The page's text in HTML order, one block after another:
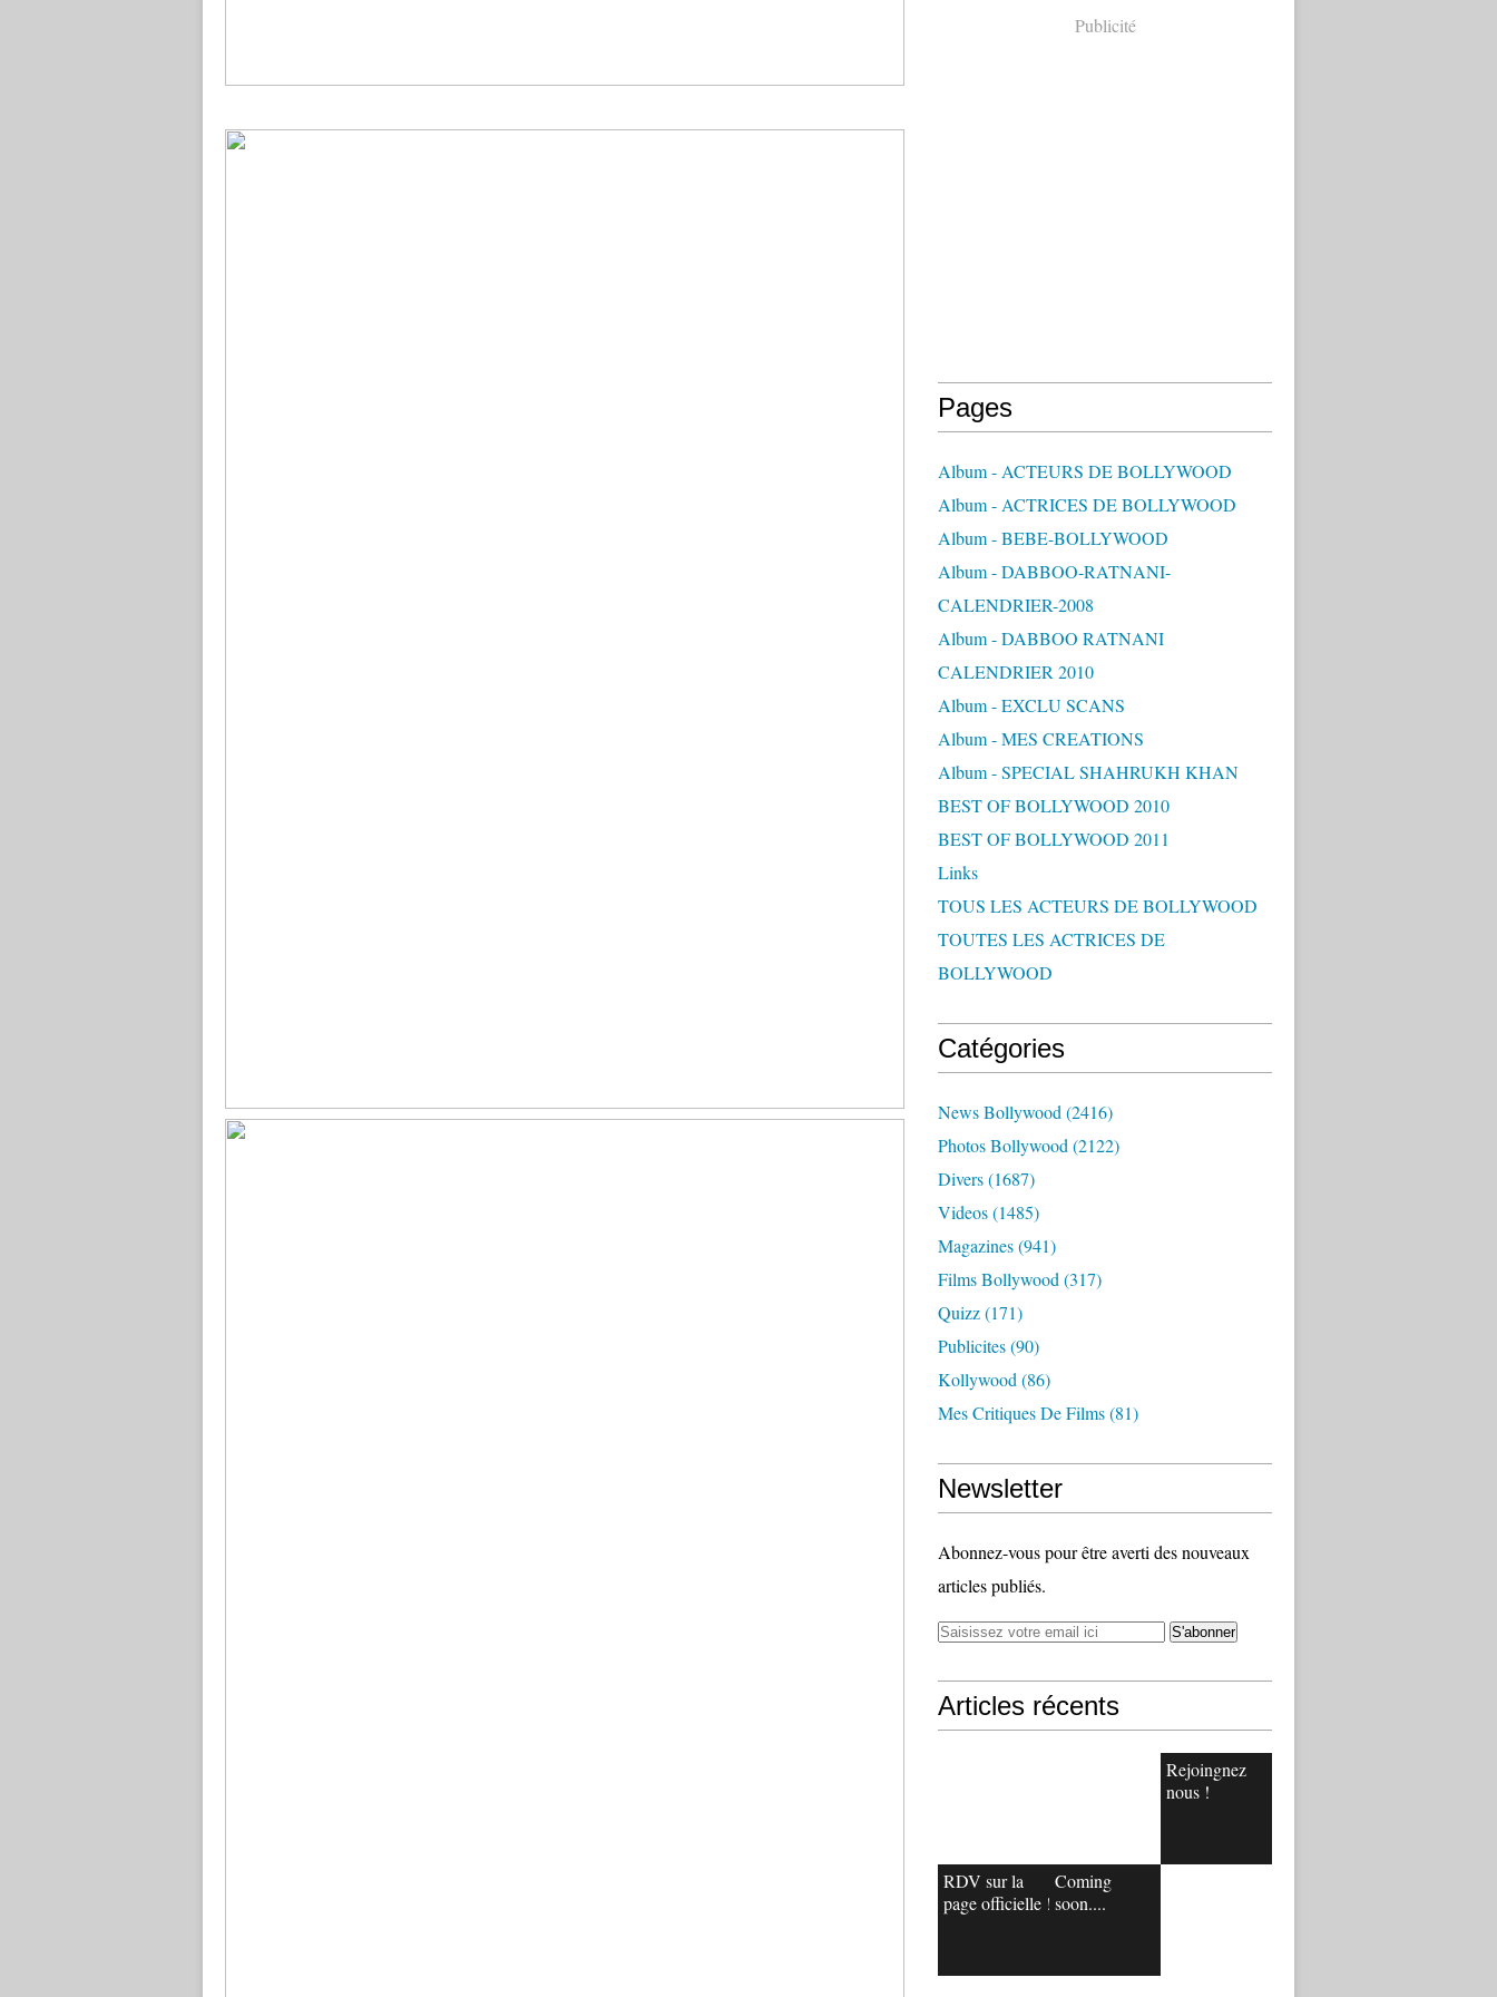
Publicité
Pages
Album - ACTEURS DE BOLLYWOOD
Album - ACTRICES DE BOLLYWOOD
Album - BEBE-BOLLYWOOD
Album - DABBOO-RATNANI-
CALENDRIER-2008
Album - DABBOO RATNANI
CALENDRIER 2010
Album - EXCLU SCANS
Album - MES CREATIONS
Album - SPECIAL SHAHRUKH KHAN
BEST OF BOLLYWOOD 2010
BEST OF BOLLYWOOD 2011
Links
TOUS LES ACTEURS DE BOLLYWOOD
TOUTES LES ACTRICES DE
BOLLYWOOD
Catégories
News Bollywood (2416)
Photos Bollywood (2122)
Divers(1687)
Videos(1485)
Magazines(941)
Films Bollywood (317)
Quizz(171)
Publicites(90)
Kollywood (86)
Mes Critiques De Films(81)
Newsletter
Abonnez-vous pour être averti des nouveaux
articles publiés.
Articles récents
Rejoingnez
nous !
RDV sur la
page officielle !
Coming
soon....